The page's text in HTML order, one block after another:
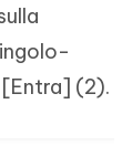
[Entra] (2).